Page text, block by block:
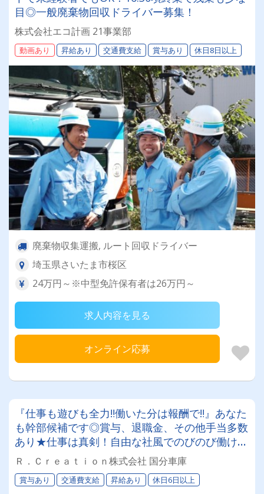
目◎一般廃棄物回収ドライバー募集！
株式会社エコ計画 21事業部
動画あり 昇給あり 交通費支給 賞与あり 休日8日以上
廃棄物収集運搬, ルート回収ドライバー
埼玉県さいたま市桜区
24万円～※中型免許保有者は26万円～
求人内容を見る
オンライン応募
『仕事も遊びも全力‼働いた分は報酬で‼』あなた
も幹部候補です◎賞与、退職金、その他手当多数
あり★仕事は真剣！自由な社風でのびのび働けま
す！WワークOK!!ダンボール収集ドライバー募
集！！
Ｒ．Ｃｒｅａｔｉｏｎ株式会社 国分車庫
賞与あり 交通費支給 昇給あり 休日6日以上